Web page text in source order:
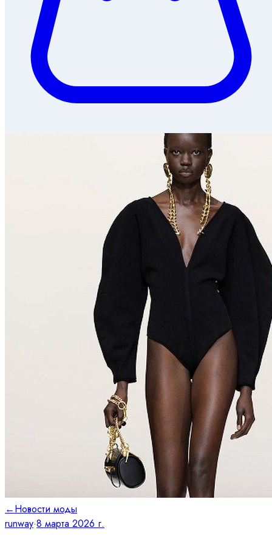
←Новости моды
runway·8 марта 2026 г.